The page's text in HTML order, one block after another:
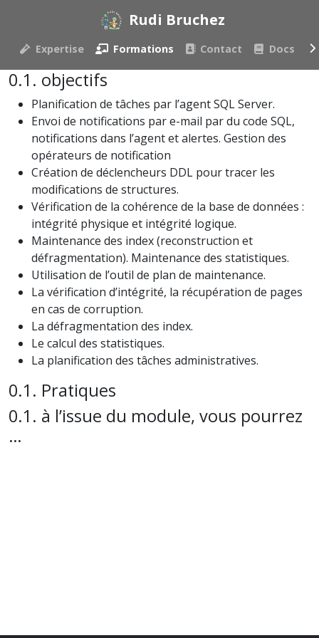
Rudi Bruchez
Expertise Formations Contact Docs
objectifs
Planification de tâches par l’agent SQL Server.
Envoi de notifications par e-mail par du code SQL,
notifications dans l’agent et alertes. Gestion des
opérateurs de notification
Création de déclencheurs DDL pour tracer les
modifications de structures.
Vérification de la cohérence de la base de données :
intégrité physique et intégrité logique.
Maintenance des index (reconstruction et
défragmentation). Maintenance des statistiques.
Utilisation de l’outil de plan de maintenance.
La vérification d’intégrité, la récupération de pages
en cas de corruption.
La défragmentation des index.
Le calcul des statistiques.
La planification des tâches administratives.
Pratiques
à l’issue du module, vous pourrez
…